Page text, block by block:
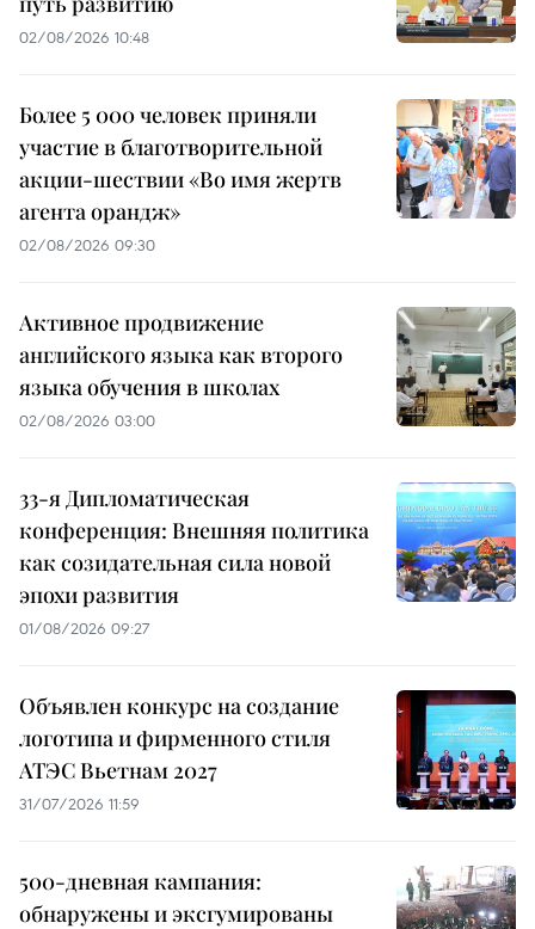
02/08/2026 10:48
Более 5 000 человек приняли
участие в благотворительной
акции-шествии «Во имя жертв
агента орандж»
02/08/2026 09:30
Активное продвижение
английского языка как второго
языка обучения в школах
02/08/2026 03:00
33-я Дипломатическая
конференция: Внешняя политика
как созидательная сила новой
эпохи развития
01/08/2026 09:27
Объявлен конкурс на создание
логотипа и фирменного стиля
АТЭС Вьетнам 2027
31/07/2026 11:59
500-дневная кампания:
обнаружены и эксгумированы